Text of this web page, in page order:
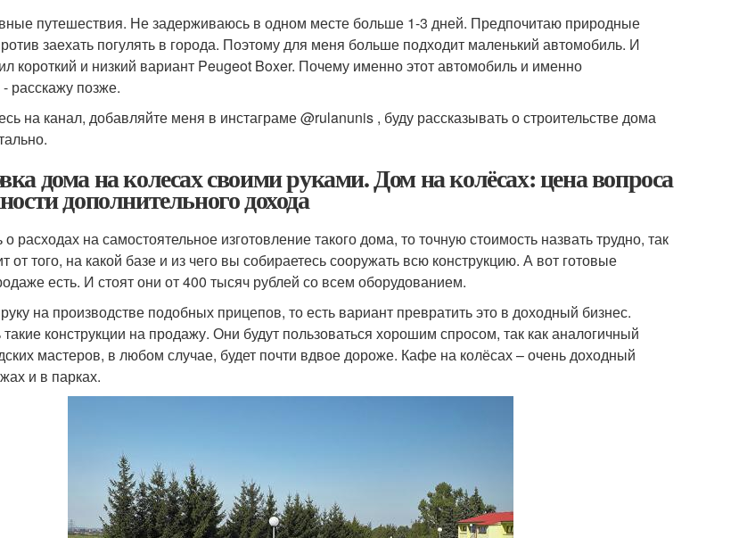
путешествия. Не задерживаюсь в одном месте больше 1-3 дней. Предпочитаю природные
заехать погулять в города. Поэтому для меня больше подходит маленький автомобиль. И
короткий и низкий вариант Peugeot Boxer. Почему именно этот автомобиль и именно
расскажу позже.
на канал, добавляйте меня в инстаграме @rulanunis , буду рассказывать о строительстве дома
дома на колесах своими руками. Дом на колёсах: цена вопроса
дополнительного дохода
о расходах на самостоятельное изготовление такого дома, то точную стоимость назвать трудно, так
от того, на какой базе и из чего вы собираетесь сооружать всю конструкцию. А вот готовые
есть. И стоят они от 400 тысяч рублей со всем оборудованием.
на производстве подобных прицепов, то есть вариант превратить это в доходный бизнес.
конструкции на продажу. Они будут пользоваться хорошим спросом, так как аналогичный
мастеров, в любом случае, будет почти вдвое дороже. Кафе на колёсах – очень доходный
и в парках.